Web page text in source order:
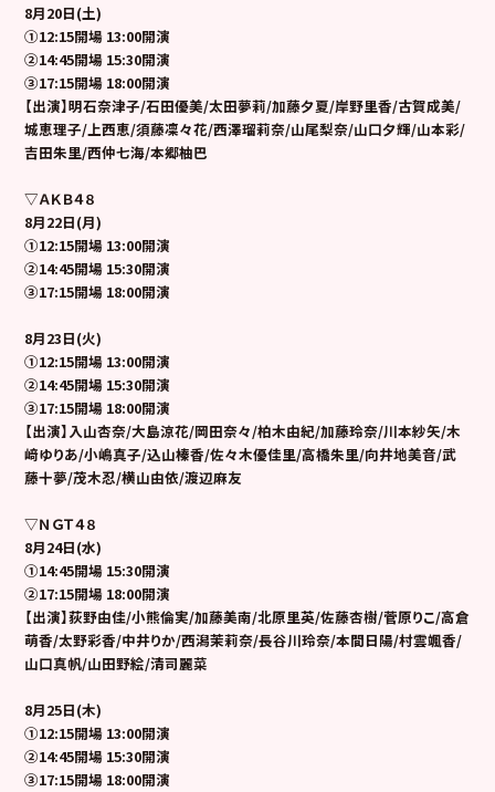
8月20日(土)
①12:15開場 13:00開演
②14:45開場 15:30開演
③17:15開場 18:00開演
【出演】明石奈津子/石田優美/太田夢莉/加藤夕夏/岸野里香/古賀成美/
城恵理子/上西恵/須藤凜々花/西澤瑠莉奈/山尾梨奈/山口夕輝/山本彩/
吉田朱里/西仲七海/本郷柚巴
▽ＡＫＢ４８
8月22日(月)
①12:15開場 13:00開演
②14:45開場 15:30開演
③17:15開場 18:00開演
8月23日(火)
①12:15開場 13:00開演
②14:45開場 15:30開演
③17:15開場 18:00開演
【出演】入山杏奈/大島涼花/岡田奈々/柏木由紀/加藤玲奈/川本紗矢/木
﨑ゆりあ/小嶋真子/込山榛香/佐々木優佳里/高橋朱里/向井地美音/武
藤十夢/茂木忍/横山由依/渡辺麻友
▽ＮＧＴ４８
8月24日(水)
①14:45開場 15:30開演
②17:15開場 18:00開演
【出演】荻野由佳/小熊倫実/加藤美南/北原里英/佐藤杏樹/菅原りこ/高倉
萌香/太野彩香/中井りか/西潟茉莉奈/長谷川玲奈/本間日陽/村雲颯香/
山口真帆/山田野絵/清司麗菜
8月25日(木)
①12:15開場 13:00開演
②14:45開場 15:30開演
③17:15開場 18:00開演